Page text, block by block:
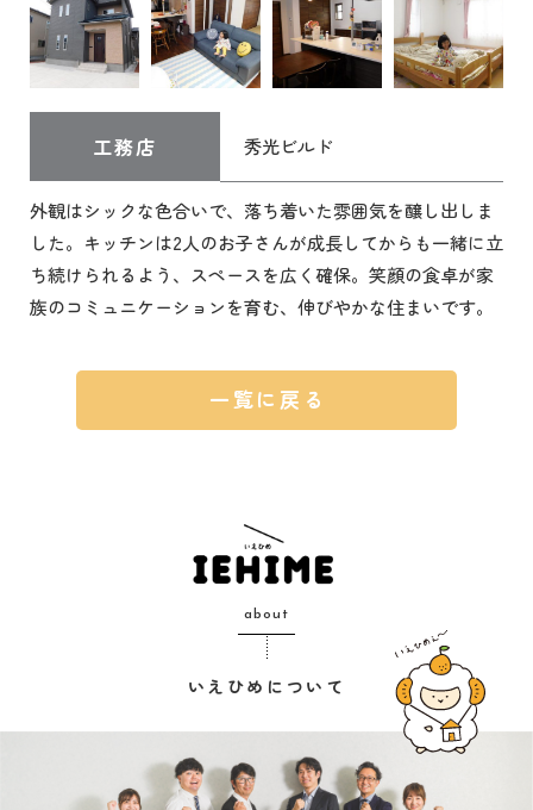
工務店 秀光ビルド
外観はシックな色合いで、落ち着いた雰囲気を醸し出しま
した。キッチンは2人のお子さんが成長してからも一緒に立
ち続けられるよう、スペースを広く確保。笑顔の食卓が家
族のコミュニケーションを育む、伸びやかな住まいです。
一覧に戻る
about
いえひめについて